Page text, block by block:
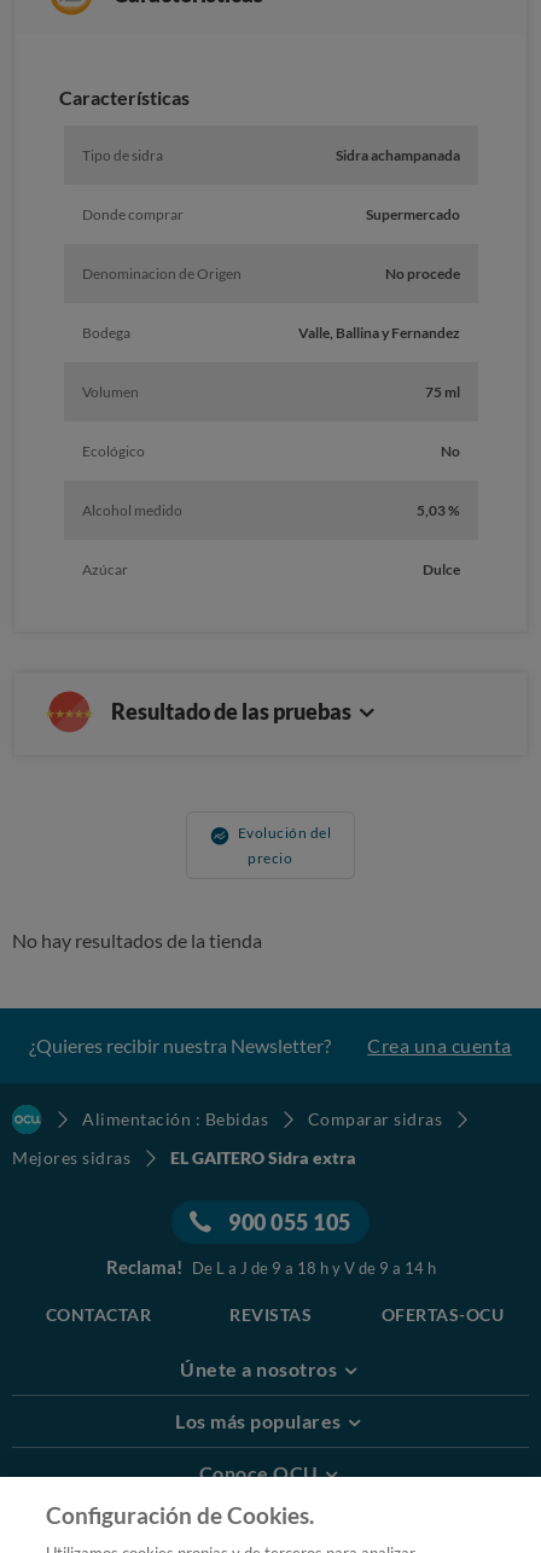
Caracterí­sticas
Tipo de sidra Sidra achampanada
Donde comprar Supermercado
Denominacion de Origen No procede
Bodega Valle, Ballina y Fernandez
Volumen 75 ml
Ecológico No
Alcohol medido 5,03 %
Azúcar Dulce
Resultado de las pruebas
Evolución del
precio
No hay resultados de la tienda
¿Quieres recibir nuestra Newsletter? Crea una cuenta
Alimentación : Bebidas
Comparar sidras
Mejores sidras
EL GAITERO Sidra extra
900 055 105
Reclama! De L a J de 9 a 18 h y V de 9 a 14 h
CONTACTAR REVISTAS OFERTAS-OCU
Únete a nosotros
Los más populares
Conoce OCU
Más Información
Configuración de Cookies.